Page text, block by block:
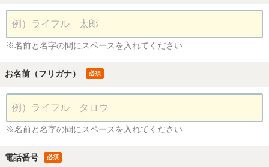
※名前と名字の間にスペースを入れてください
お名前（フリガナ） 必須
※名前と名字の間にスペースを入れてください
電話番号 必須